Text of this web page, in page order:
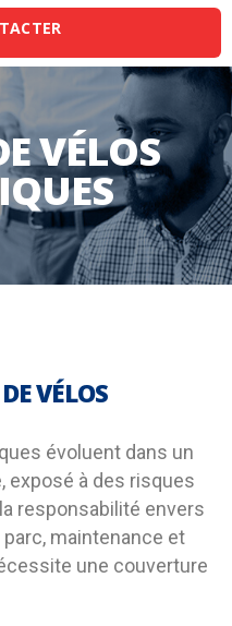
VÉLOS
VÉLOS
évoluent dans un
exposé à des risques
responsabilité envers
maintenance et
une couverture